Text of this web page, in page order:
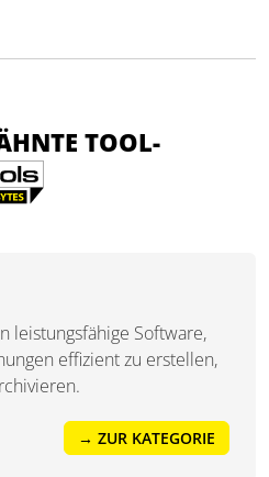
TOOL-
leistungsfähige Software,
effizient zu erstellen,
→ ZUR KATEGORIE